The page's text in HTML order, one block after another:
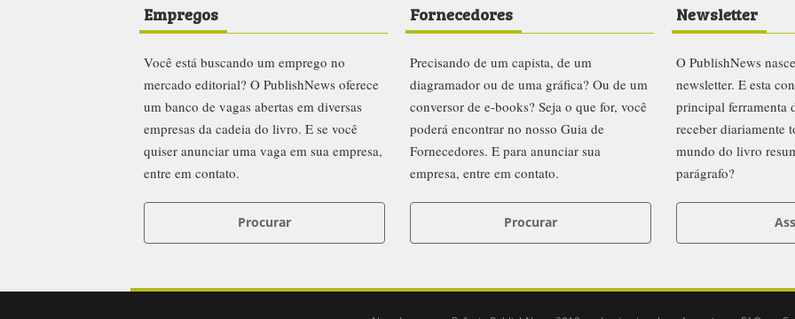
Empregos
Você está buscando um emprego no
mercado editorial? O PublishNews oferece
um banco de vagas abertas em diversas
empresas da cadeia do livro. E se você
quiser anunciar uma vaga em sua empresa,
entre em contato.
Procurar
Fornecedores
Precisando de um capista, de um
diagramador ou de uma gráfica? Ou de um
conversor de e-books? Seja o que for, você
poderá encontrar no nosso Guia de
Fornecedores. E para anunciar sua
empresa, entre em contato.
Procurar
Newsletter
O PublishNews
newsletter. E esta
principal ferramenta
receber diariamente
mundo do livro
parágrafo?